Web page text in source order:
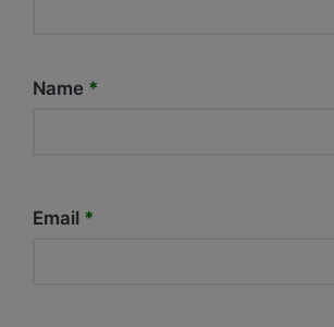
Name *
Email *